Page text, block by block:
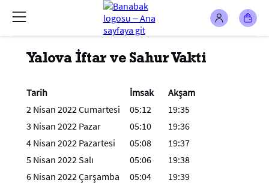
Yalova İftar ve Sahur Vakti
Tarih İmsak
Akşam
2 Nisan 2022 Cumartesi
05:12
19:35
3 Nisan 2022 Pazar
05:10
19:36
4 Nisan 2022 Pazartesi
05:08
19:37
5 Nisan 2022 Salı
05:06
19:38
6 Nisan 2022 Çarşamba
05:04
19:39